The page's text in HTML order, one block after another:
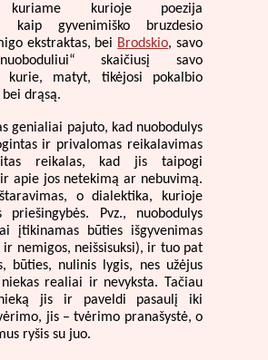
kuriame kurioje poezija
kaip gyvenimiško bruzdesio
ekstraktas, bei Brodskio, savo
skaičiusį savo
kurie, matyt, tikėjosi pokalbio
drąsą.
genialiai pajuto, kad nuobodulys
ir privalomas reikalavimas
reikalas, kad jis taipogi
apie jos netekimą ar nebuvimą.
o dialektika, kurioje
priešingybės. Pvz., nuobodulys
įtikinamas būties išgyvenimas
ir nemigos, neišsisuksi), ir tuo pat
būties, nulinis lygis, nes užėjus
realiai ir nevyksta. Tačiau
jis ir paveldi pasaulį iki
jis – tvėrimo pranašystė, o
ryšis su juo.